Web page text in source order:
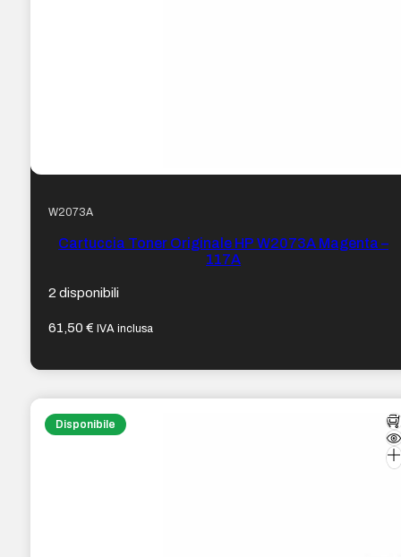
W2073A
Cartuccia Toner Originale HP W2073A Magenta –
117A
2 disponibili
61,50€ IVA inclusa
Disponibile